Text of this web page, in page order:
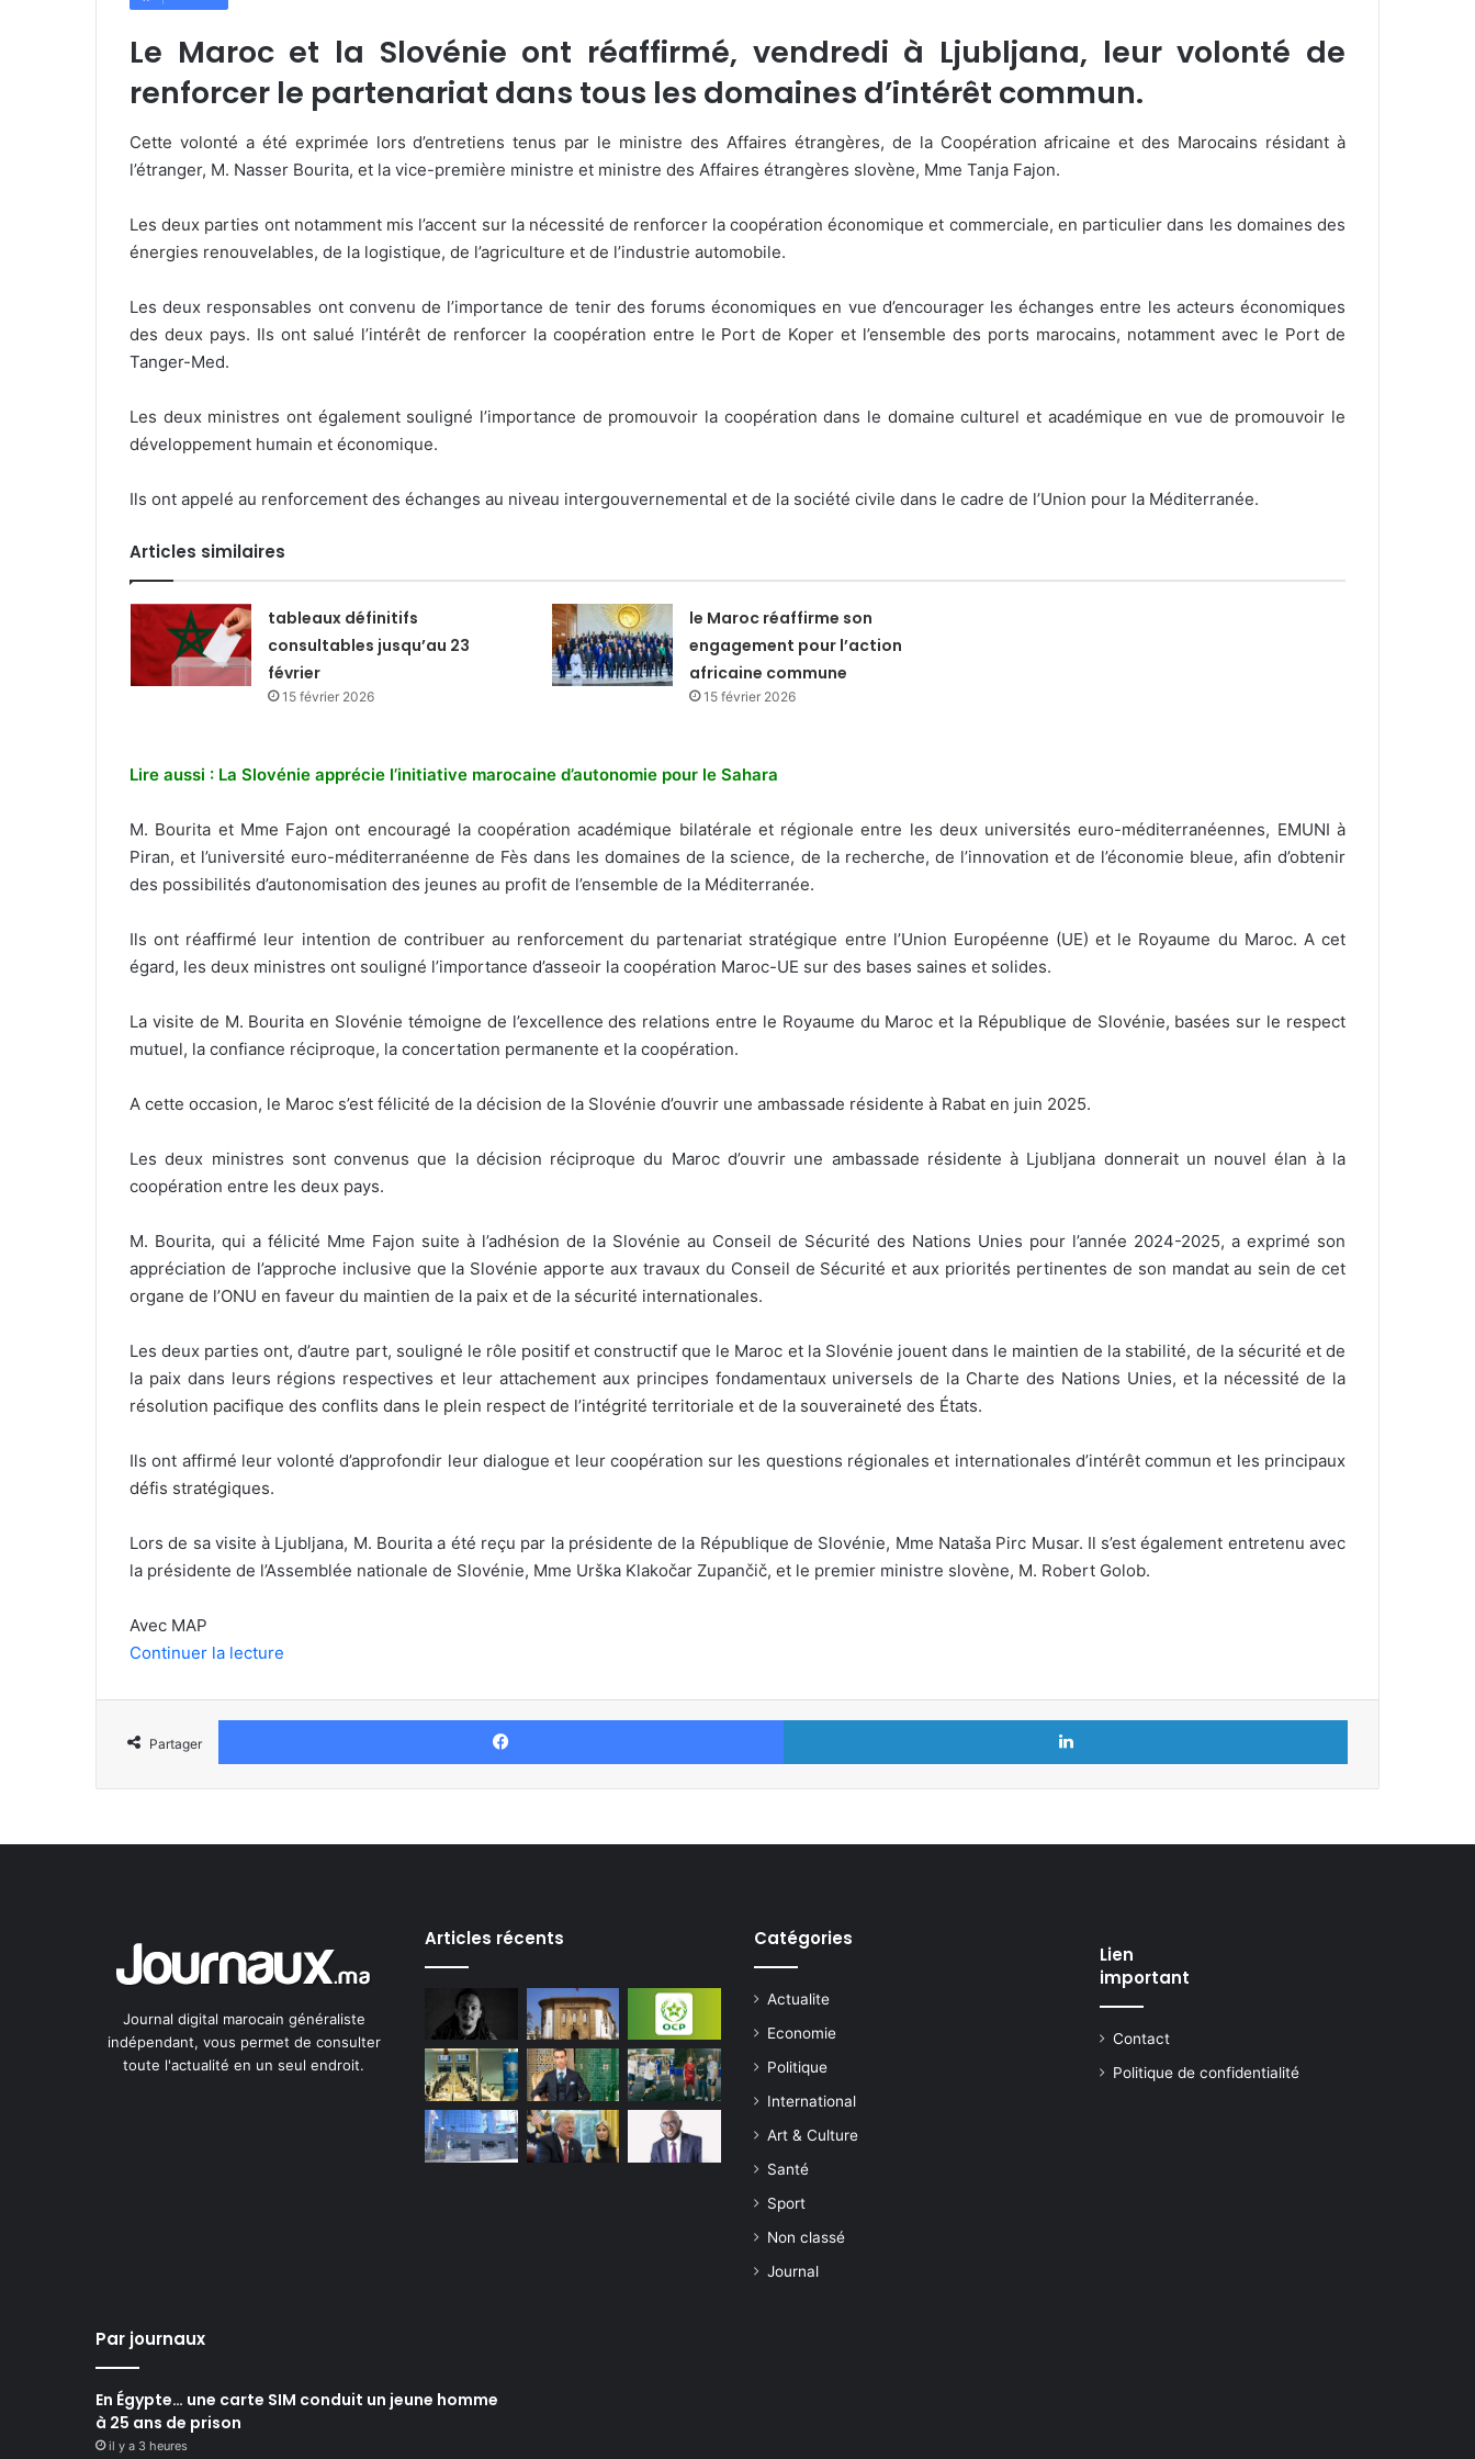
Le Maroc et la Slovénie ont réaffirmé, vendredi à Ljubljana, leur volonté de
renforcer le partenariat dans tous les domaines d’intérêt commun.
Cette volonté a été exprimée lors d’entretiens tenus par le ministre des Affaires étrangères, de la Coopération africaine et des Marocains résidant à
l’étranger, M. Nasser Bourita, et la vice-première ministre et ministre des Affaires étrangères slovène, Mme Tanja Fajon.
Les deux parties ont notamment mis l’accent sur la nécessité de renforcer la coopération économique et commerciale, en particulier dans les domaines des
énergies renouvelables, de la logistique, de l’agriculture et de l’industrie automobile.
Les deux responsables ont convenu de l’importance de tenir des forums économiques en vue d’encourager les échanges entre les acteurs économiques
des deux pays. Ils ont salué l’intérêt de renforcer la coopération entre le Port de Koper et l’ensemble des ports marocains, notamment avec le Port de
Tanger-Med.
Les deux ministres ont également souligné l’importance de promouvoir la coopération dans le domaine culturel et académique en vue de promouvoir le
développement humain et économique.
Ils ont appelé au renforcement des échanges au niveau intergouvernemental et de la société civile dans le cadre de l’Union pour la Méditerranée.
Articles similaires
tableaux définitifs
consultables jusqu’au 23
février
15 février 2026
le Maroc réaffirme son
engagement pour l’action
africaine commune
15 février 2026
Lire aussi : La Slovénie apprécie l’initiative marocaine d’autonomie pour le Sahara
M. Bourita et Mme Fajon ont encouragé la coopération académique bilatérale et régionale entre les deux universités euro-méditerranéennes, EMUNI à
Piran, et l’université euro-méditerranéenne de Fès dans les domaines de la science, de la recherche, de l’innovation et de l’économie bleue, afin d’obtenir
des possibilités d’autonomisation des jeunes au profit de l’ensemble de la Méditerranée.
Ils ont réaffirmé leur intention de contribuer au renforcement du partenariat stratégique entre l’Union Européenne (UE) et le Royaume du Maroc. A cet
égard, les deux ministres ont souligné l’importance d’asseoir la coopération Maroc-UE sur des bases saines et solides.
La visite de M. Bourita en Slovénie témoigne de l’excellence des relations entre le Royaume du Maroc et la République de Slovénie, basées sur le respect
mutuel, la confiance réciproque, la concertation permanente et la coopération.
A cette occasion, le Maroc s’est félicité de la décision de la Slovénie d’ouvrir une ambassade résidente à Rabat en juin 2025.
Les deux ministres sont convenus que la décision réciproque du Maroc d’ouvrir une ambassade résidente à Ljubljana donnerait un nouvel élan à la
coopération entre les deux pays.
M. Bourita, qui a félicité Mme Fajon suite à l’adhésion de la Slovénie au Conseil de Sécurité des Nations Unies pour l’année 2024-2025, a exprimé son
appréciation de l’approche inclusive que la Slovénie apporte aux travaux du Conseil de Sécurité et aux priorités pertinentes de son mandat au sein de cet
organe de l’ONU en faveur du maintien de la paix et de la sécurité internationales.
Les deux parties ont, d’autre part, souligné le rôle positif et constructif que le Maroc et la Slovénie jouent dans le maintien de la stabilité, de la sécurité et de
la paix dans leurs régions respectives et leur attachement aux principes fondamentaux universels de la Charte des Nations Unies, et la nécessité de la
résolution pacifique des conflits dans le plein respect de l’intégrité territoriale et de la souveraineté des États.
Ils ont affirmé leur volonté d’approfondir leur dialogue et leur coopération sur les questions régionales et internationales d’intérêt commun et les principaux
défis stratégiques.
Lors de sa visite à Ljubljana, M. Bourita a été reçu par la présidente de la République de Slovénie, Mme Nataša Pirc Musar. Il s’est également entretenu avec
la présidente de l’Assemblée nationale de Slovénie, Mme Urška Klakočar Zupančič, et le premier ministre slovène, M. Robert Golob.
Avec MAP
Continuer la lecture
Partager
Facebook Linkedin
Journal digital marocain généraliste
indépendant, vous permet de consulter
toute l'actualité en un seul endroit.
Articles récents Catégories
Actualite
Economie
Politique
International
Art & Culture
Santé
Sport
Non classé
Journal
Lien
important
Contact
Politique de confidentialité
Par journaux
En Égypte… une carte SIM conduit un jeune homme
à 25 ans de prison
il y a 3 heures